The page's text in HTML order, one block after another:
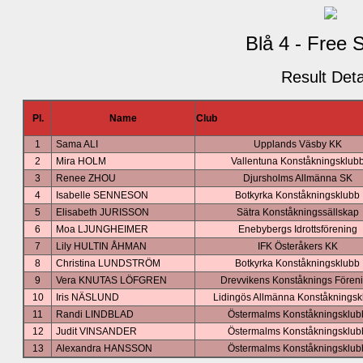
Blå 4 - Free
Result
Pl. Name Club
1 Sama ALI
Upplands Väsby KK
2
Mira HOLM
Vallentuna
3
Renee ZHOU
Djursholms Allmänna SK
4
Isabelle SENNESON
Botkyrka Konståkningsklubb
5
Elisabeth JURISSON
Sätra Konståkningssällskap
6
Moa LJUNGHEIMER
Enebybergs Idrottsförening
7
Lily HULTIN ÅHMAN
IFK Österåkers KK
8
Christina LUNDSTRÖM
Botkyrka Konståkningsklubb
9
Vera KNUTAS LÖFGREN
Drevvikens Konståknings
10
Iris NÄSLUND
Lidingös Allmänna
11
Randi LINDBLAD
Östermalms
12
Judit VINSANDER
Östermalms
13
Alexandra HANSSON Östermalms